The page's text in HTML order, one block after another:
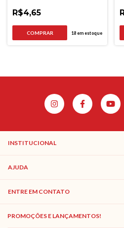
R$4,65
18em estoque
INSTITUCIONAL
AJUDA
ENTRE EM CONTATO
PROMOÇÕES E LANÇAMENTOS!